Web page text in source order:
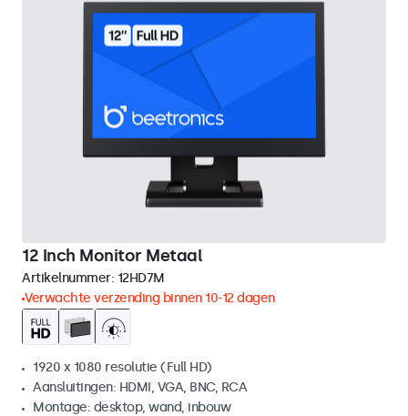
12 Inch Monitor Metaal
Artikelnummer: 12HD7M
Verwachte verzending binnen 10-12 dagen
1920 x 1080 resolutie (Full HD)
Aansluitingen: HDMI, VGA, BNC, RCA
Montage: desktop, wand, inbouw